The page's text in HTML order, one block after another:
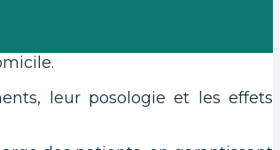
leur posologie et les effets